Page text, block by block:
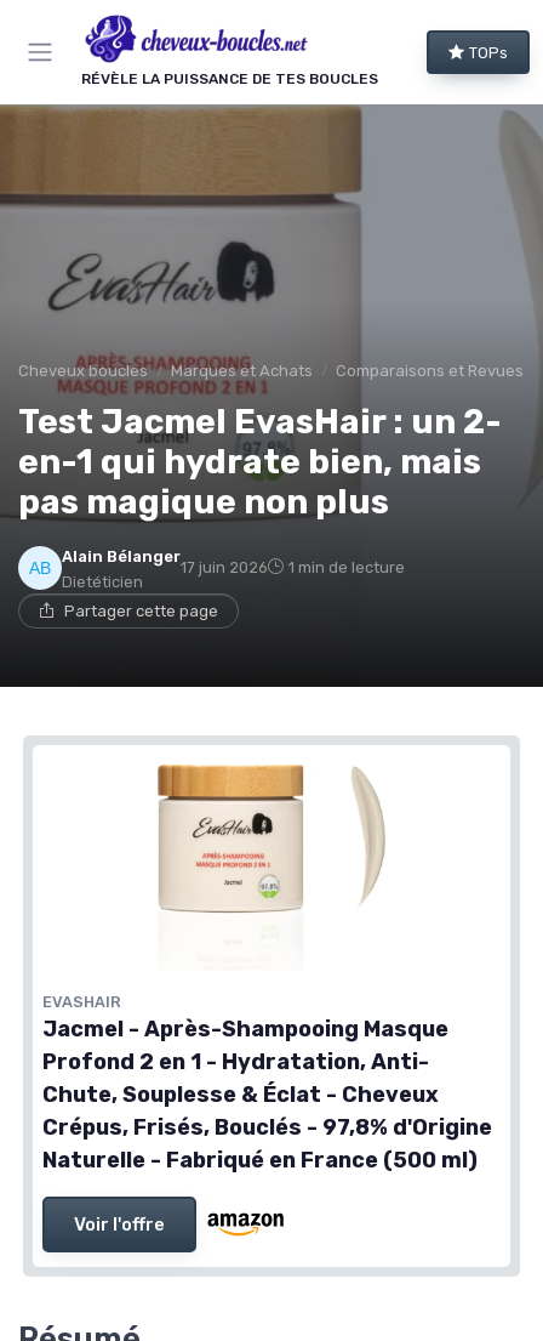
RÉVÈLE LA PUISSANCE DE TES BOUCLES
TOPs
Cheveux boucles Marques et Achats Comparaisons et Revues
Test Jacmel EvasHair : un 2-
en-1 qui hydrate bien, mais
pas magique non plus
Alain Bélanger
Dietéticien
17 juin 2026 1 min de lecture
Partager cette page
EVASHAIR
Jacmel - Après-Shampooing Masque
Profond 2 en 1 - Hydratation, Anti-
Chute, Souplesse & Éclat - Cheveux
Crépus, Frisés, Bouclés - 97,8% d'Origine
Naturelle - Fabriqué en France (500 ml)
Voir l'offre
Panneau de gestion des cookies